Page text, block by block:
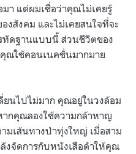
มา แต่ผมเชื่อว่าคุณไม่เคยรู้
งสังคม และไม่เคยสนใจที่จะ
ทัดฐานแบบนี้ ส่วนชีวิตของ
ณใช้คอนเนคชั่นมากมาย
นไปไม่มาก คุณอยู่ในวงล้อม
กคุณลองใช้ความกล้าหาญ
เส้นทางป่าทุ่งใหญ่ เมื่อสาม
งจัดการกับหนังเสือดำให้คุณ